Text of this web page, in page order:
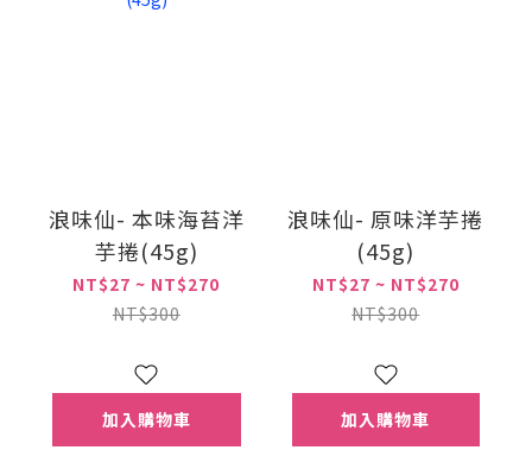
浪味仙- 本味海苔洋
芋捲(45g)
NT$27 ~ NT$270
NT$300
加入購物車
浪味仙- 原味洋芋捲
(45g)
NT$27 ~ NT$270
NT$300
加入購物車